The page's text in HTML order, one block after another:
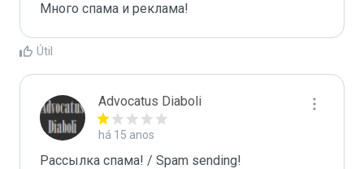
Много спама и реклама!
Útil
Advocatus Diaboli
há 15 anos
Рассылка спама! / Spam sending!